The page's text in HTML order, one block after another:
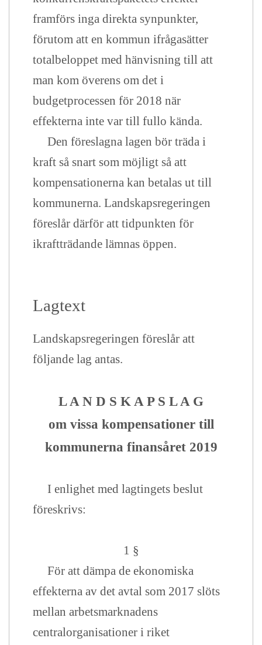
framförs inga direkta synpunkter,
förutom att en kommun ifrågasätter
totalbeloppet med hänvisning till att
man kom överens om det i
budgetprocessen för 2018 när
effekterna inte var till fullo kända.
Den föreslagna lagen bör träda i
kraft så snart som möjligt så att
kompensationerna kan betalas ut till
kommunerna. Landskapsregeringen
föreslår därför att tidpunkten för
ikraftträdande lämnas öppen.
Lagtext
Landskapsregeringen föreslår att
följande lag antas.
L A N D S K A P S L A G
om vissa kompensationer till
kommunerna finansåret 2019
I enlighet med lagtingets beslut
föreskrivs:
1 §
För att dämpa de ekonomiska
effekterna av det avtal som 2017 slöts
mellan arbetsmarknadens
centralorganisationer i riket